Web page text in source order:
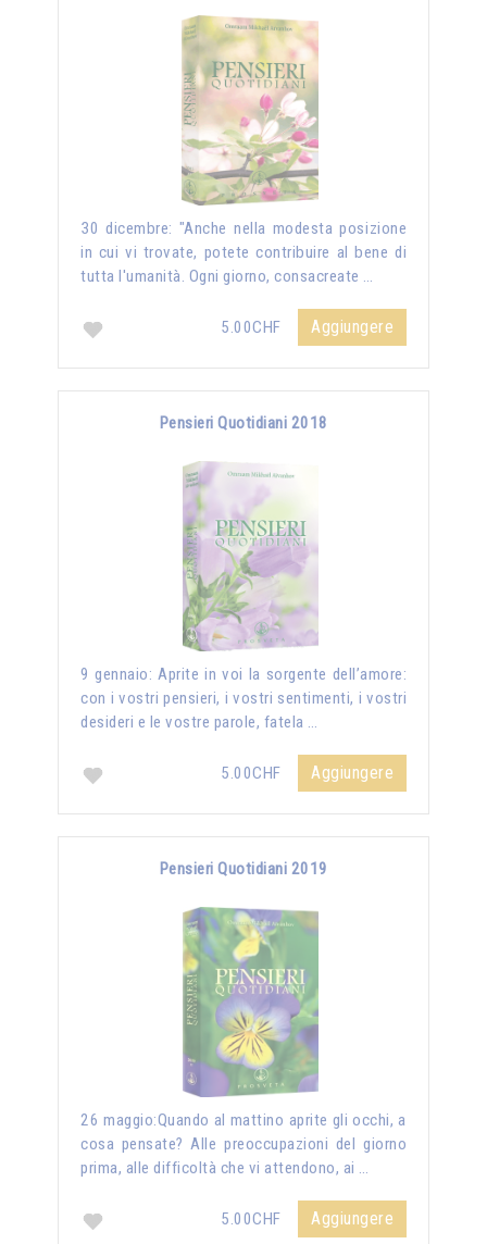
30 dicembre: "Anche nella modesta posizione
in cui vi trovate, potete contribuire al bene di
tutta l'umanità. Ogni giorno, consacreate …
5.00CHF Aggiungere
Pensieri Quotidiani 2018
9 gennaio: Aprite in voi la sorgente dell’amore:
con i vostri pensieri, i vostri sentimenti, i vostri
desideri e le vostre parole, fatela …
5.00CHF Aggiungere
Pensieri Quotidiani 2019
26 maggio:Quando al mattino aprite gli occhi, a
cosa pensate? Alle preoccupazioni del giorno
prima, alle difficoltà che vi attendono, ai …
5.00CHF Aggiungere